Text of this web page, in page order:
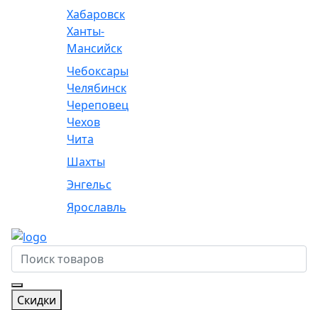
Хабаровск
Ханты-
Мансийск
Чебоксары
Челябинск
Череповец
Чехов
Чита
Шахты
Энгельс
Ярославль
Скидки